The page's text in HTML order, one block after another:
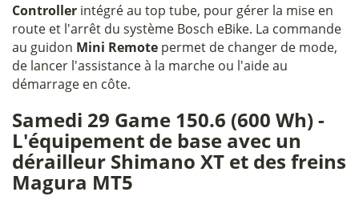
Controller intégré au top tube, pour gérer la mise en
route et l'arrêt du système Bosch eBike. La commande
au guidon Mini Remote permet de changer de mode,
de lancer l'assistance à la marche ou l'aide au
démarrage en côte.
Samedi 29 Game 150.6 (600 Wh) -
L'équipement de base avec un
dérailleur Shimano XT et des freins
Magura MT5